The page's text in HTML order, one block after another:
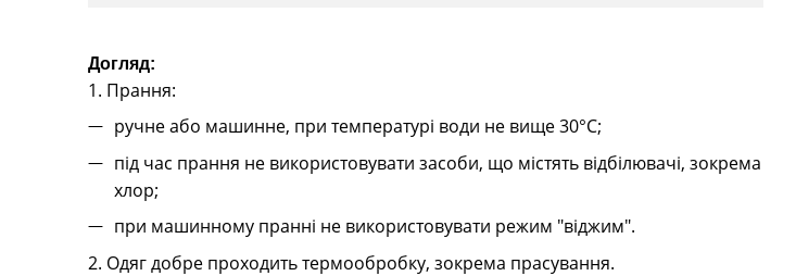
Догляд:
1. Прання:
ручне або машинне, при температурі води не вище 30°C;
під час прання не використовувати засоби, що містять відбілювачі, зокрема
хлор;
при машинному пранні не використовувати режим "віджим".
2. Одяг добре проходить термообробку, зокрема прасування.